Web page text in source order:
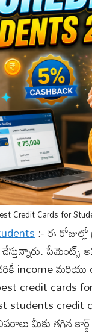
Credit Cards for
:- ఈ
income
credit cards
students credit
మీకు తగిన